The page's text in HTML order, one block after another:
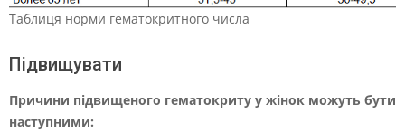
Таблиця норми гематокритного числа
Підвищувати
Причини підвищеного гематокриту у жінок можуть бути
наступними: